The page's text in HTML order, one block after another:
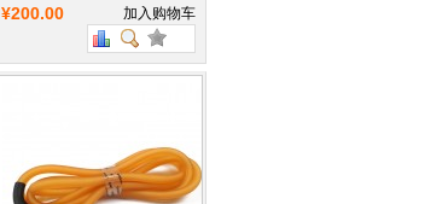
¥200.00 加入购物车